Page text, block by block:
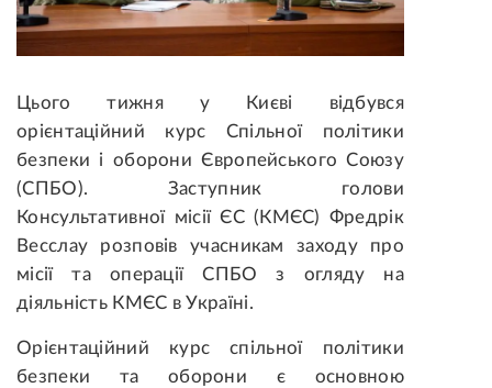
Цього тижня у Києві відбувся
орієнтаційний курс Спільної політики
безпеки і оборони Європейського Союзу
(СПБО). Заступник голови
Консультативної місії ЄС (КМЄС) Фредрік
Весслау розповів учасникам заходу про
місії та операції СПБО з огляду на
діяльність КМЄС в Україні.
Орієнтаційний курс спільної політики
безпеки та оборони є основною